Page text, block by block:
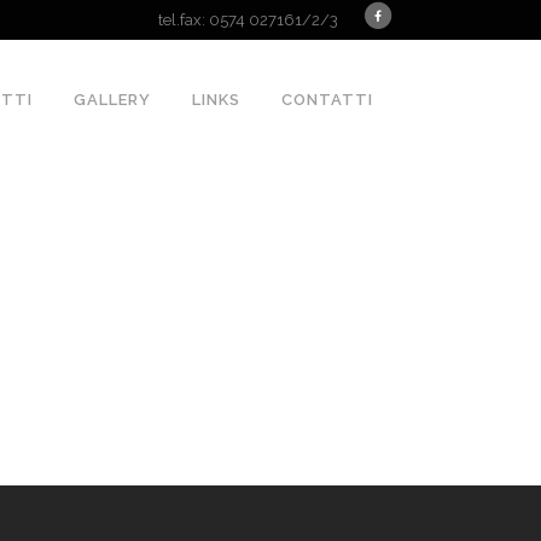
tel.fax: 0574 027161/2/3
GALLERY LINKS CONTATTI